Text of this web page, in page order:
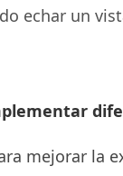
echar un
mejorar la